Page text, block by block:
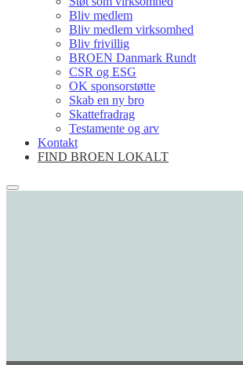
Bliv medlem
Bliv medlem virksomhed
Bliv frivillig
BROEN Danmark Rundt
CSR og ESG
OK sponsorstøtte
Skab en ny bro
Skattefradrag
Testamente og arv
Kontakt
FIND BROEN LOKALT